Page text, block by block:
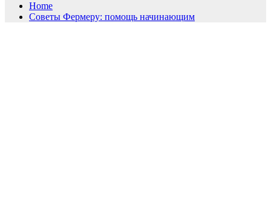
Home
Советы Фермеру: помощь начинающим